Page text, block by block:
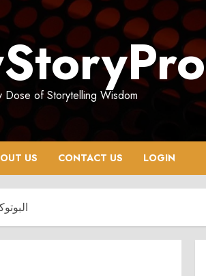
Dose of Storytelling Wisdom
US CONTACT US LOGIN